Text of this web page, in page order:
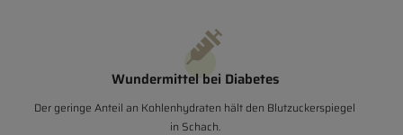
Wundermittel bei Diabetes
Der geringe Anteil an Kohlenhydraten hält den Blutzuckerspiegel
in Schach.